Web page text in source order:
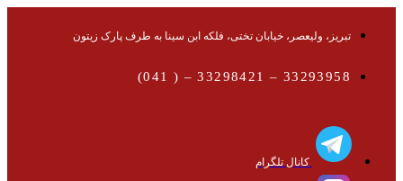
تبریز، ولیعصر، خیابان تختی، فلکه ابن سینا به طرف پارک زیتون
33293958 – 33298421 – ( 041)
کانال تلگرام